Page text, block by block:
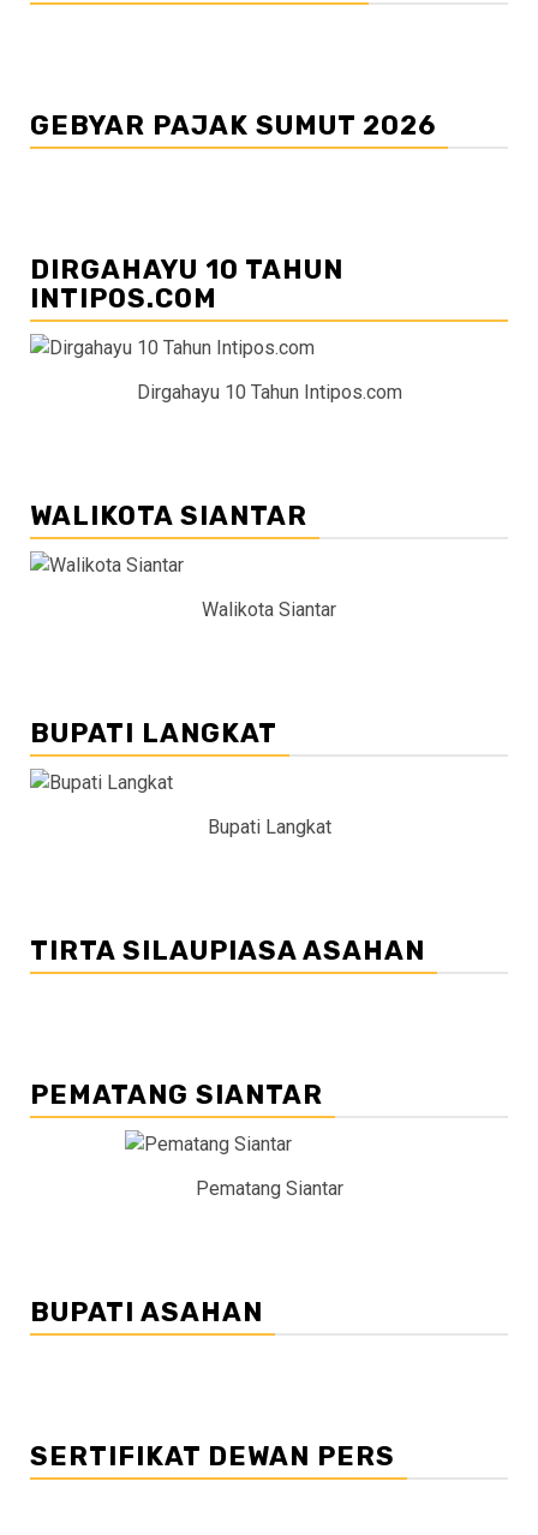
GEBYAR PAJAK SUMUT 2026
DIRGAHAYU 10 TAHUN
INTIPOS.COM
Dirgahayu 10 Tahun Intipos.com
WALIKOTA SIANTAR
Walikota Siantar
BUPATI LANGKAT
Bupati Langkat
TIRTA SILAUPIASA ASAHAN
PEMATANG SIANTAR
Pematang Siantar
BUPATI ASAHAN
SERTIFIKAT DEWAN PERS